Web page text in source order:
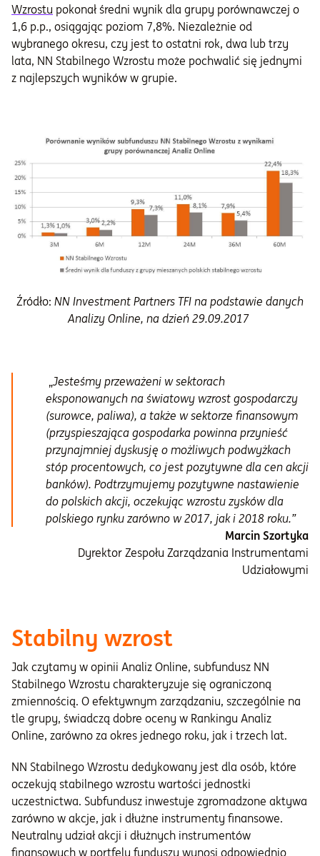
Wzrostu pokonał średni wynik dla grupy porównawczej o
1,6 p.p., osiągając poziom 7,8%. Niezależnie od
wybranego okresu, czy jest to ostatni rok, dwa lub trzy
lata, NN Stabilnego Wzrostu może pochwalić się jednymi
z najlepszych wyników w grupie.
Źródło: NN Investment Partners TFI na podstawie danych
Analizy Online, na dzień 29.09.2017
Jesteśmy przeważeni w sektorach
eksponowanych na światowy wzrost gospodarczy
(surowce, paliwa), a także w sektorze finansowym
(przyspieszająca gospodarka powinna przynieść
przynajmniej dyskusję o możliwych podwyżkach
stóp procentowych, co jest pozytywne dla cen akcji
banków). Podtrzymujemy pozytywne nastawienie
do polskich akcji, oczekując wzrostu zysków dla
polskiego rynku zarówno w 2017, jak i 2018 roku.”
Marcin Szortyka
Dyrektor Zespołu Zarządzania Instrumentami
Udziałowymi
Stabilny wzrost
Jak czytamy w opinii Analiz Online, subfundusz NN
Stabilnego Wzrostu charakteryzuje się ograniczoną
zmiennością. O efektywnym zarządzaniu, szczególnie na
tle grupy, świadczą dobre oceny w Rankingu Analiz
Online, zarówno za okres jednego roku, jak i trzech lat.
NN Stabilnego Wzrostu dedykowany jest dla osób, które
oczekują stabilnego wzrostu wartości jednostki
uczestnictwa. Subfundusz inwestuje zgromadzone aktywa
zarówno w akcje, jak i dłużne instrumenty finansowe.
Neutralny udział akcji i dłużnych instrumentów
finansowych w portfelu funduszu wynosi odpowiednio